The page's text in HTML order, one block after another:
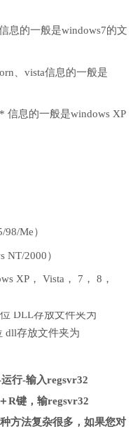
息的一般是windows7的文
、vista信息的一般是
信息的一般是windows XP
Me）
NT/2000）
XP， Vista， 7， 8，
DLL存放文件夹为
dll存放文件夹为
行-输入regsvr32
R键，输regsvr32
方法复杂很多，如果您对